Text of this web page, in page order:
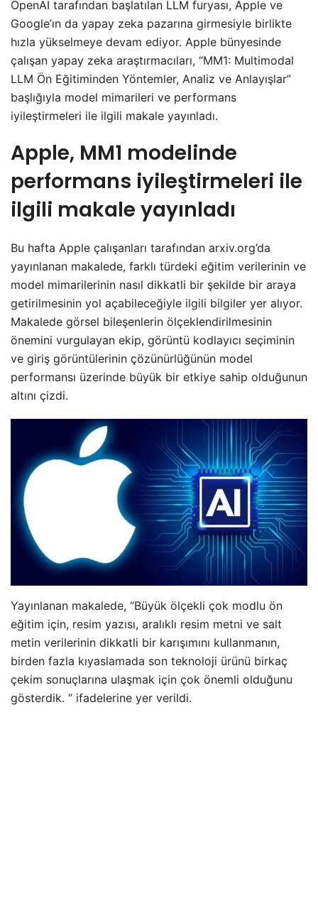
OpenAI tarafından başlatılan LLM furyası, Apple ve
Google’ın da yapay zeka pazarına girmesiyle birlikte
hızla yükselmeye devam ediyor. Apple bünyesinde
çalışan yapay zeka araştırmacıları, “MM1: Multimodal
LLM Ön Eğitiminden Yöntemler, Analiz ve Anlayışlar”
başlığıyla model mimarileri ve performans
iyileştirmeleri ile ilgili makale yayınladı.
Apple, MM1 modelinde
performans iyileştirmeleri ile
ilgili makale yayınladı
Bu hafta Apple çalışanları tarafından arxiv.org’da
yayınlanan makalede, farklı türdeki eğitim verilerinin ve
model mimarilerinin nasıl dikkatli bir şekilde bir araya
getirilmesinin yol açabileceğiyle ilgili bilgiler yer alıyor.
Makalede görsel bileşenlerin ölçeklendirilmesinin
önemini vurgulayan ekip, görüntü kodlayıcı seçiminin
ve giriş görüntülerinin çözünürlüğünün model
performansı üzerinde büyük bir etkiye sahip olduğunun
altını çizdi.
Yayınlanan makalede, “Büyük ölçekli çok modlu ön
eğitim için, resim yazısı, aralıklı resim metni ve salt
metin verilerinin dikkatli bir karışımını kullanmanın,
birden fazla kıyaslamada son teknoloji ürünü birkaç
çekim sonuçlarına ulaşmak için çok önemli olduğunu
gösterdik. ” ifadelerine yer verildi.